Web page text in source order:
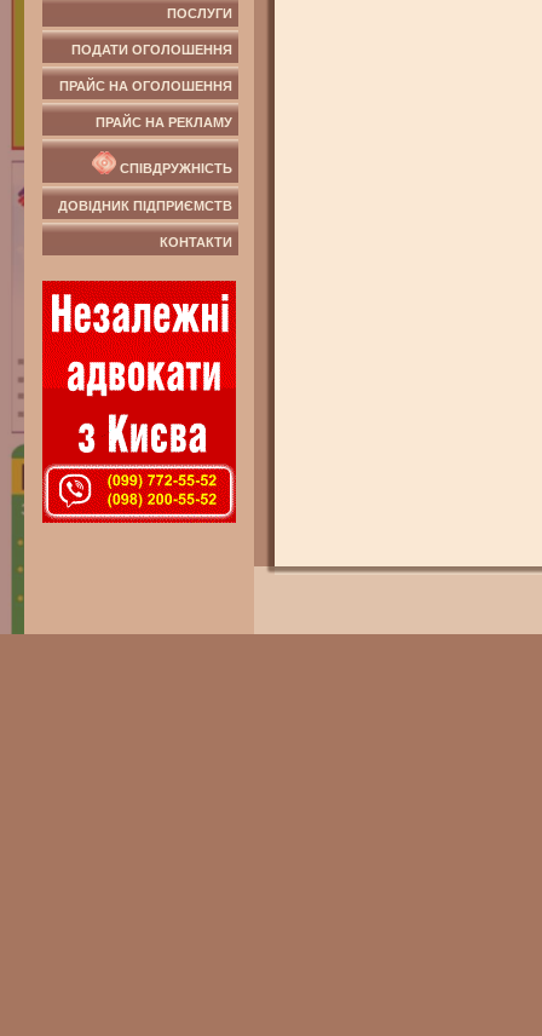
ПОСЛУГИ
ПОДАТИ ОГОЛОШЕННЯ
ПРАЙС НА ОГОЛОШЕННЯ
ПРАЙС НА РЕКЛАМУ
СПІВДРУЖНІСТЬ
ДОВІДНИК ПІДПРИЄМСТВ
КОНТАКТИ